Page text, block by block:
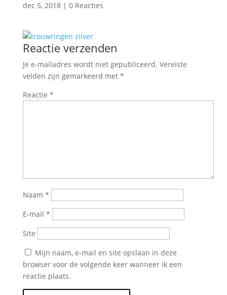
dec 5, 2018| 0 Reacties
Reactie verzenden
Je e-mailadres wordt niet gepubliceerd. Vereiste
velden zijn gemarkeerd met *
Reactie *
Naam *
E-mail *
Site
Mijn naam, e-mail en site opslaan in deze
browser voor de volgende keer wanneer ik een
reactie plaats.